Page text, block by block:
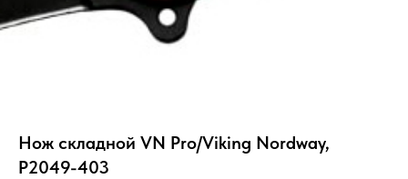
Нож складной VN Pro/Viking Nordway,
P2049-403